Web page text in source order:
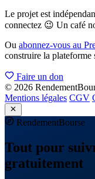
Le projet est
connectez 😉 Un café
Ou abonnez-vous au
construire la plateforme
Faire un don
© 2026
Mentions légales CGV
RendementBourse
Tout pour
gratuitement